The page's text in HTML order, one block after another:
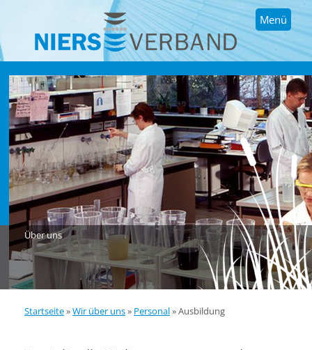
Menü
Über uns
Startseite»Wir über uns» Personal»Ausbildung